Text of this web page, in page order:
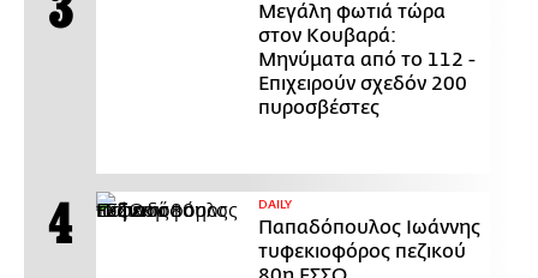
Μεγάλη φωτιά τώρα
στον Κουβαρά:
Μηνύματα από το 112 -
Επιχειρούν σχεδόν 200
πυροσβέστες
DAILY
Παπαδόπουλος Ιωάννης
τυφεκιοφόρος πεζικού